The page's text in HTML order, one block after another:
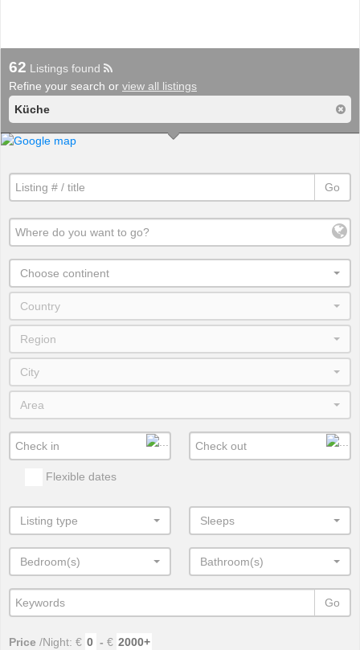
62 Listings found
Refine your search or view all listings
Küche
Go
Choose continent
Country
Region
City
Area
Flexible dates
Listing type Sleeps
Bedroom(s) Bathroom(s)
Go
Price /Night: € - €